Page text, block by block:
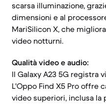
scarsa illuminazione,
dimensioni e al
MariSilicon X, che
video notturni.
Qualità video e audio:
Il Galaxy A23 5G registra
L'Oppo Find X5 Pro offre
video superiori, inclusa